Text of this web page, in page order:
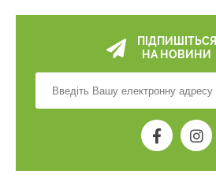
ПІДПИШІТЬСЯ
НА НОВИНИ